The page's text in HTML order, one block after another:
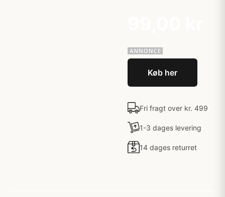
Køb her
Fri fragt over kr. 499
1-3 dages levering
14 dages returret